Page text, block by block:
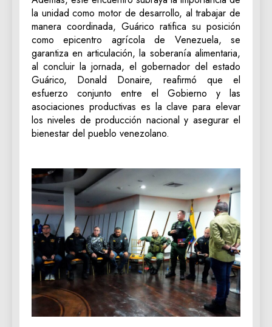
la unidad como motor de desarrollo, al trabajar de
manera coordinada, Guárico ratifica su posición
como epicentro agrícola de Venezuela, se
garantiza en articulación, la soberanía alimentaria,
al concluir la jornada, el gobernador del estado
Guárico, Donald Donaire, reafirmó que el
esfuerzo conjunto entre el Gobierno y las
asociaciones productivas es la clave para elevar
los niveles de producción nacional y asegurar el
bienestar del pueblo venezolano.